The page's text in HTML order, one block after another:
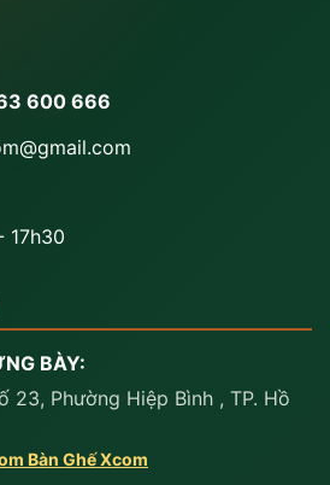
600 666
17h30
BÀY:
23, Phường Hiệp Bình , TP. Hồ
Bàn Ghế Xcom